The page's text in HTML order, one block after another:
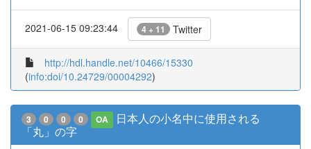
2021-06-15 09:23:44 4 + 11 Twitter
http://hdl.handle.net/10466/15330
(info:doi/10.24729/00004292)
3 0 0 0 OA
日本人の小名中に使用される
「丸」の字